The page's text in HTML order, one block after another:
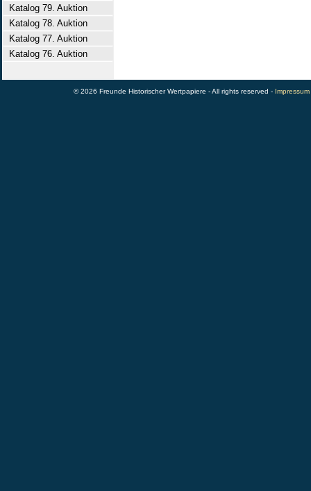
Katalog 79. Auktion
Katalog 78. Auktion
Katalog 77. Auktion
Katalog 76. Auktion
© 2026 Freunde Historischer Wertpapiere - All rights reserved - Impressum